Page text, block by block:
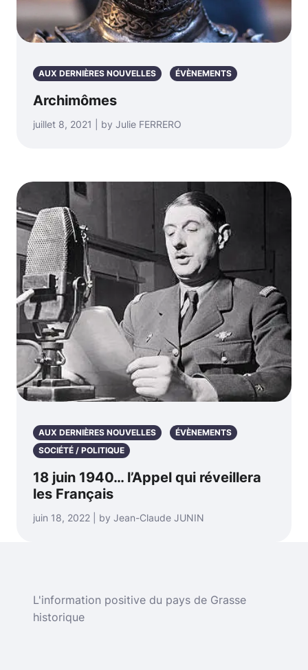
AUX DERNIÈRES NOUVELLES ÉVÈNEMENTS
Archimômes
juillet 8, 2021 | by Julie FERRERO
AUX DERNIÈRES NOUVELLES
ÉVÈNEMENTS
SOCIÉTÉ / POLITIQUE
18 juin 1940… l’Appel qui réveillera
les Français
juin 18, 2022 | by Jean-Claude JUNIN
L'information positive du pays de Grasse
historique